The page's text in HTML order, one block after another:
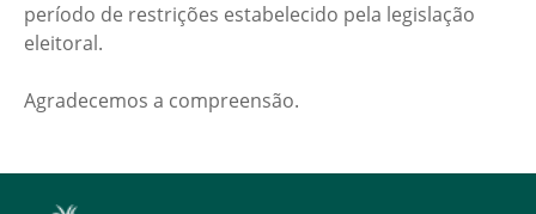
período de restrições estabelecido pela legislação
eleitoral.
Agradecemos a compreensão.